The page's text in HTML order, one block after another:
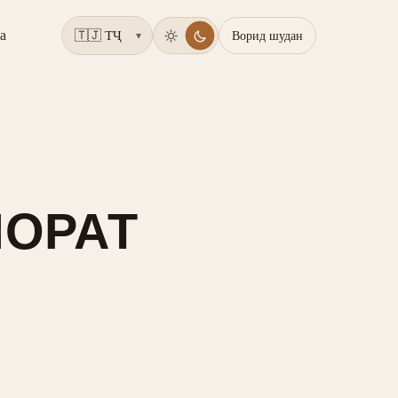
▾ Ворид шудан